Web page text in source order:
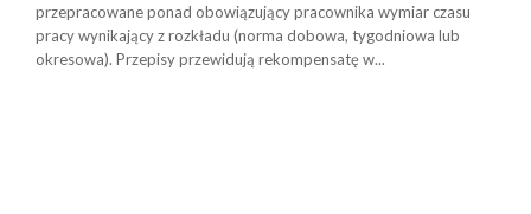
przepracowane ponad obowiązujący pracownika wymiar czasu
pracy wynikający z rozkładu (norma dobowa, tygodniowa lub
okresowa). Przepisy przewidują rekompensatę w...